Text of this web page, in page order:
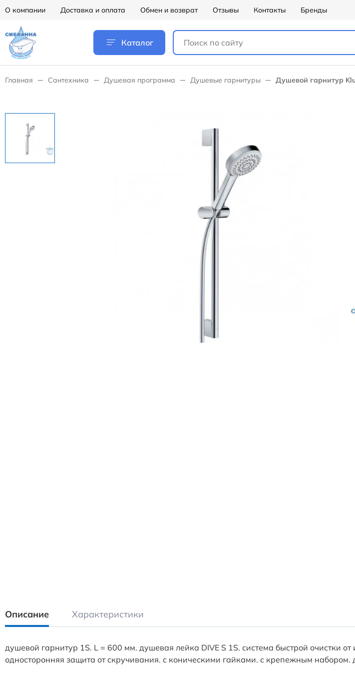
О компании Доставка и оплата Обмен и возврат Отзывы Контакты Бренды
Каталог
Главная Сантехника Душевая программа Душевые гарнитуры Душевой гарнитур
Описание Характеристики
душевой гарнитур 1S. L = 600 мм. душевая лейка DIVE S 1S. система быстрой очистки
односторонняя защита от скручивания. с коническими гайками. с крепежным набором.